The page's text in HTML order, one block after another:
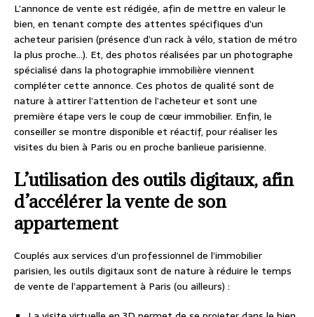
L’annonce de vente est rédigée, afin de mettre en valeur le
bien, en tenant compte des attentes spécifiques d’un
acheteur parisien (présence d’un rack à vélo, station de métro
la plus proche…). Et, des photos réalisées par un photographe
spécialisé dans la photographie immobilière viennent
compléter cette annonce. Ces photos de qualité sont de
nature à attirer l’attention de l’acheteur et sont une
première étape vers le coup de cœur immobilier. Enfin, le
conseiller se montre disponible et réactif, pour réaliser les
visites du bien à Paris ou en proche banlieue parisienne.
L’utilisation des outils digitaux, afin
d’accélérer la vente de son
appartement
Couplés aux services d’un professionnel de l’immobilier
parisien, les outils digitaux sont de nature à réduire le temps
de vente de l’appartement à Paris (ou ailleurs) :